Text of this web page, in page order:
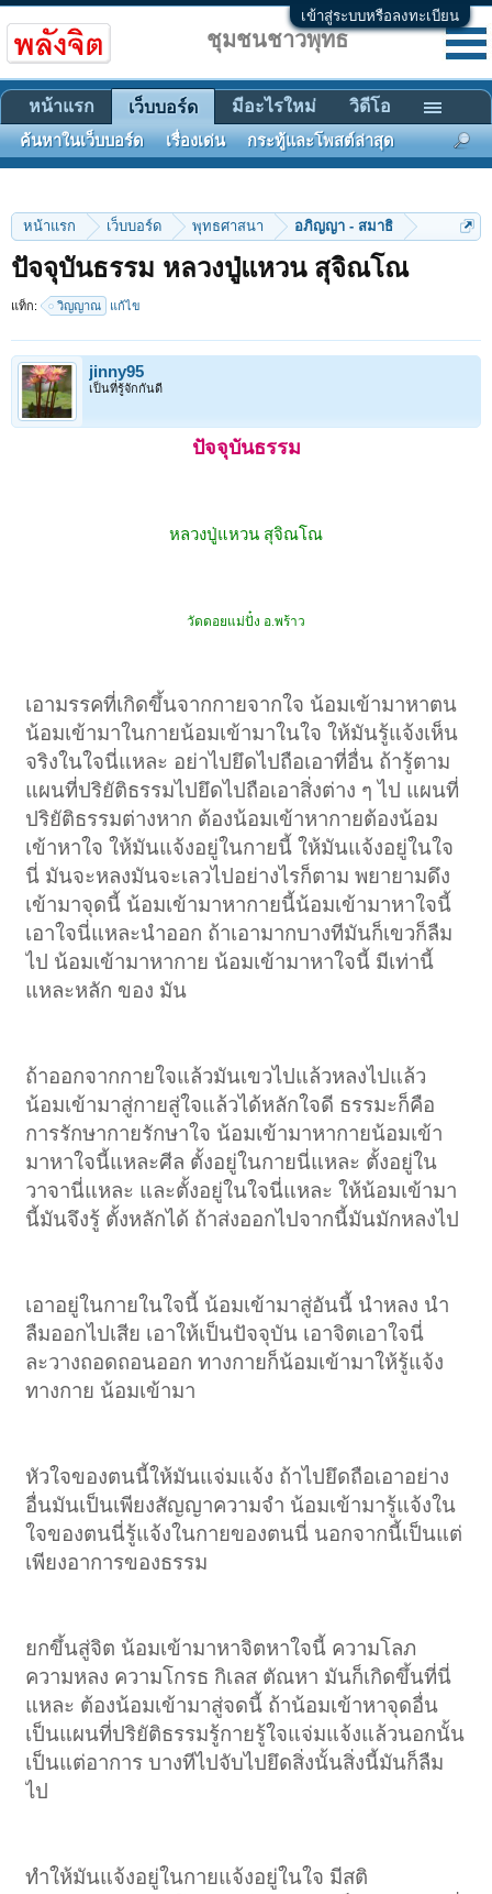
เข้าสู่ระบบหรือลงทะเบียน
หน้าแรก เว็บบอร์ด พุทธศาสนา อภิญญา - สมาธิ
ปัจจุบันธรรม หลวงปู่แหวน สุจิณโณ
แท็ก: วิญญาณ แก้ไข
jinny95
เป็นที่รู้จักกันดี
ปัจจุบันธรรม
หลวงปู่แหวน สุจิณโณ
วัดดอยแม่ปั๋ง อ.พร้าว
เอามรรคที่เกิดขึ้นจากกายจากใจ น้อมเข้ามาหาตน
น้อมเข้ามาในกายน้อมเข้ามาในใจ ให้มันรู้แจ้งเห็น
จริงในใจนี่แหละ อย่าไปยึดไปถือเอาที่อื่น ถ้ารู้ตาม
แผนที่ปริยัติธรรมไปยึดไปถือเอาสิ่งต่าง ๆ ไป แผนที่
ปริยัติธรรมต่างหาก ต้องน้อมเข้าหากายต้องน้อม
เข้าหาใจ ให้มันแจ้งอยู่ในกายนี้ ให้มันแจ้งอยู่ในใจ
นี่ มันจะหลงมันจะเลวไปอย่างไรก็ตาม พยายามดึง
เข้ามาจุดนี้ น้อมเข้ามาหากายนี้น้อมเข้ามาหาใจนี้
เอาใจนี่แหละนำออก ถ้าเอามากบางทีมันก็เขวก็ลืม
ไป น้อมเข้ามาหากาย น้อมเข้ามาหาใจนี้ มีเท่านี้
แหละหลัก ของ มัน
ถ้าออกจากกายใจแล้วมันเขวไปแล้วหลงไปแล้ว
น้อมเข้ามาสู่กายสู่ใจแล้วได้หลักใจดี ธรรมะก็คือ
การรักษากายรักษาใจ น้อมเข้ามาหากายน้อมเข้า
มาหาใจนี้แหละศีล ตั้งอยู่ในกายนี่แหละ ตั้งอยู่ใน
วาจานี่แหละ และตั้งอยู่ในใจนี่แหละ ให้น้อมเข้ามา
นี้มันจึงรู้ ตั้งหลักได้ ถ้าส่งออกไปจากนี้มันมักหลงไป
เอาอยู่ในกายในใจนี้ น้อมเข้ามาสู่อันนี้ นำหลง นำ
ลืมออกไปเสีย เอาให้เป็นปัจจุบัน เอาจิตเอาใจนี่
ละวางถอดถอนออก ทางกายก็น้อมเข้ามาให้รู้แจ้ง
ทางกาย น้อมเข้ามา
หัวใจของตนนี้ให้มันแจ่มแจ้ง ถ้าไปยึดถือเอาอย่าง
อื่นมันเป็นเพียงสัญญาความจำ น้อมเข้ามารู้แจ้งใน
ใจของตนนี่รู้แจ้งในกายของตนนี่ นอกจากนี้เป็นแต่
เพียงอาการของธรรม
ยกขึ้นสู่จิต น้อมเข้ามาหาจิตหาใจนี้ ความโลภ
ความหลง ความโกรธ กิเลส ตัณหา มันก็เกิดขึ้นที่นี่
แหละ ต้องน้อมเข้ามาสู่จดนี้ ถ้าน้อมเข้าหาจุดอื่น
เป็นแผนที่ปริยัติธรรมรู้กายรู้ใจแจ่มแจ้งแล้วนอกนั้น
เป็นแต่อาการ บางทีไปจับไปยึดสิ่งนั้นสิ่งนี้มันก็ลืม
ไป
ทำให้มันแจ้งอยู่ในกายแจ้งอยู่ในใจ มีสติ
ชุมชนชาวพุทธ
หน้าแรก เว็บบอร์ด
ค้นหาในเว็บบอร์ด เรื่องเด่น กระทู้และโพสต์ล่าสุด
มีอะไรใหม่ วิดีโอ